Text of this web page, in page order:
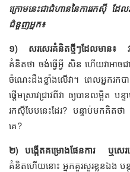
ក្រោមនេះជាជំហាននៃការរកស៊ី ដ
ជំនួញអ្នក៖
១) សរសេរគំនិតថ្មីៗដែលមាន៖ វ
គំនិតថា ចង់ធ្វើអ្វី សិន ហើយវាអាច
ចំណេះដឹងខ្លាំងលើវា។ ពេលអ្នករ
ផ្ដើមស្រាវជ្រាវពីវា ឲ្យបានលម្អិត
រកស៊ីបែបនេះដែរ? បន្ទាប់មកគិតថ
គេ?
២) បង្កើតគម្រោងផែនការ ឬ​សេរស
គំនិតហើយនោះ អ្នកគួរសួរខ្លួនឯង ប